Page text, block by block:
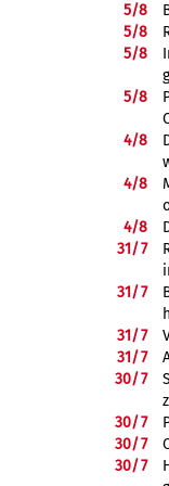
5/8
5/8
5/8
5/8
4/8
4/8
4/8
31/7
31/7
31/7
31/7
30/7
30/7
30/7
30/7